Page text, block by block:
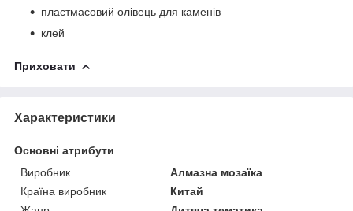
пластмасовий олівець для каменів
клей
Приховати
Характеристики
Основні атрибути
Виробник
Алмазна мозаїка
Країна виробник
Китай